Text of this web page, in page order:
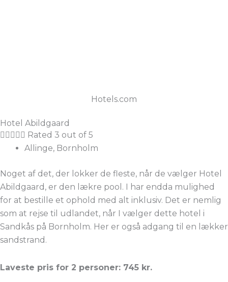
Hotels.com
Hotel Abildgaard
     Rated 3 out of 5
Allinge, Bornholm
Noget af det, der lokker de fleste, når de vælger Hotel
Abildgaard, er den lækre pool. I har endda mulighed
for at bestille et ophold med alt inklusiv. Det er nemlig
som at rejse til udlandet, når I vælger dette hotel i
Sandkås på Bornholm. Her er også adgang til en lækker
sandstrand.
Laveste pris for 2 personer: 745 kr.